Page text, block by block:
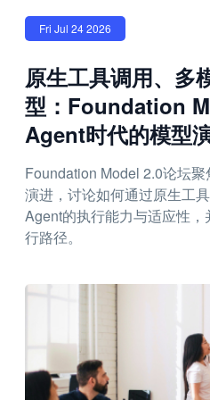
Fri Jul 24 2026
原生工具调用、多
型：Foundation
Agent时代的模型
Foundation Model 2.0论坛
演进，讨论如何通过原生工
Agent的执行能力与适应性
行路径。